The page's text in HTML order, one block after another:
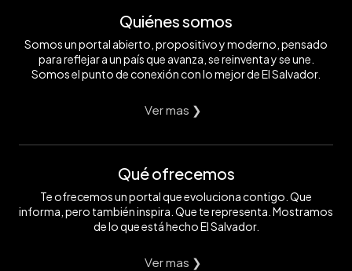
Quiénes somos
Somos un portal abierto, propositivo y moderno, pensado
para reflejar a un país que avanza, se reinventa y se une.
Somos el punto de conexión con lo mejor de El Salvador.
Ver mas ❯
Qué ofrecemos
Te ofrecemos un portal que evoluciona contigo. Que
informa, pero también inspira. Que te representa. Mostramos
de lo que está hecho El Salvador.
Ver mas ❯